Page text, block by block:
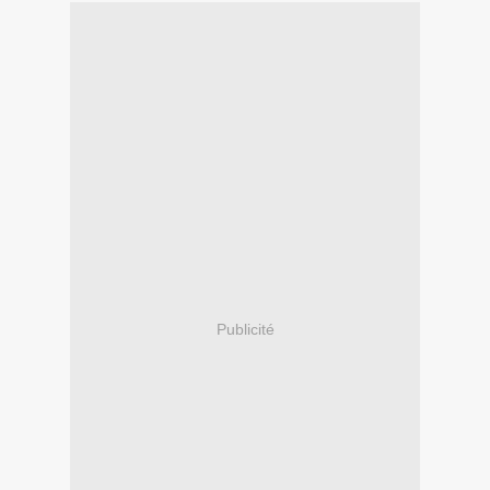
Publicité